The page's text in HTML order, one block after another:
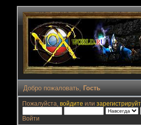
Добро пожаловать, Гость
Пожалуйста, войдите или
Войти